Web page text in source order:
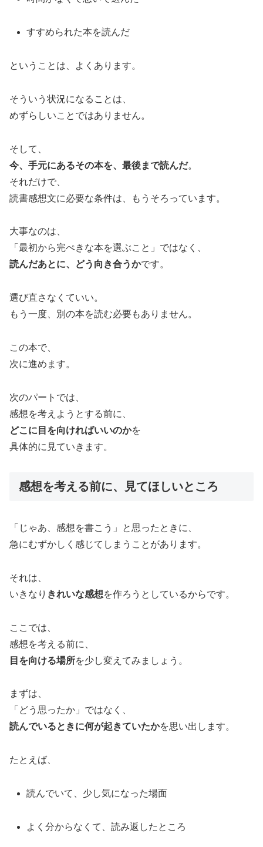
すすめられた本を読んだ
ということは、よくあります。
そういう状況になることは、
めずらしいことではありません。
そして、
今、手元にあるその本を、最後まで読んだ。
それだけで、
読書感想文に必要な条件は、もうそろっています。
大事なのは、
「最初から完ぺきな本を選ぶこと」ではなく、
読んだあとに、どう向き合うかです。
選び直さなくていい。
もう一度、別の本を読む必要もありません。
この本で、
次に進めます。
次のパートでは、
感想を考えようとする前に、
どこに目を向ければいいのかを
具体的に見ていきます。
感想を考える前に、見てほしいところ
「じゃあ、感想を書こう」と思ったときに、
急にむずかしく感じてしまうことがあります。
それは、
いきなり きれいな感想を作ろうとしているからです。
ここでは、
感想を考える前に、
目を向ける場所を少し変えてみましょう。
まずは、
「どう思ったか」ではなく、
読んでいるときに何が起きていたかを思い出します。
たとえば、
読んでいて、少し気になった場面
よく分からなくて、読み返したところ